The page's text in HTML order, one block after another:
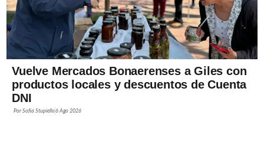
Vuelve Mercados Bonaerenses a Giles con
productos locales y descuentos de Cuenta
DNI
PorSofía Stupiello6 Ago 2026